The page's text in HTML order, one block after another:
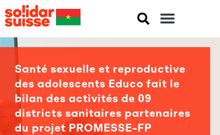
Santé sexuelle et reproductive
des adolescents Educo fait le
bilan des activités de 09
districts sanitaires partenaires
du projet PROMESSE-FP